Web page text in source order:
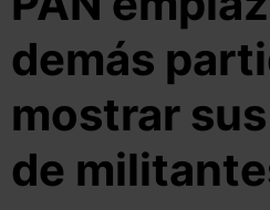
demás
mostrar
de